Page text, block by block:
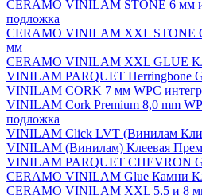
CERAMO VINILAM STONE 6 мм
подложка
CERAMO VINILAM XXL STONE
мм
CERAMO VINILAM XXL GLUE
VINILAM PARQUET Herringbone
VINILAM CORK 7 мм WPC
VINILAM Cork Premium 8,0 mm
подложка
VINILAM Click LVT (Винилам
VINILAM (Винилам) Клеевая
VINILAM PARQUET CHEVRON
CERAMO VINILAM Glue Камни
CERAMO VINILAM XXL 5,5 и 8